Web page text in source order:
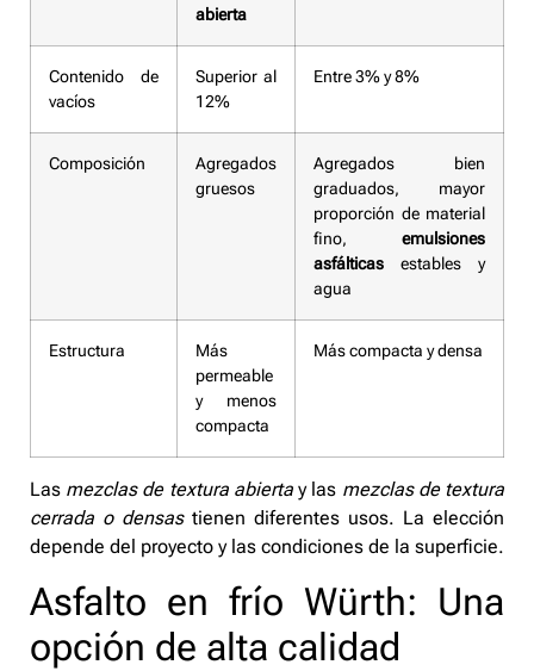
abierta
Contenido de
vacíos
Superior al
12%
Entre 3% y 8%
Composición
Agregados
gruesos
Agregados bien
graduados, mayor
proporción de material
fino, emulsiones
asfálticas estables y
agua
Estructura
Más
permeable
y menos
compacta
Más compacta y densa
Las mezclas de textura abiertay las mezclas de textura
cerrada o densastienen diferentes usos. La elección
depende del proyecto y las condiciones de la superficie.
Asfalto en frío Würth: Una
opción de alta calidad